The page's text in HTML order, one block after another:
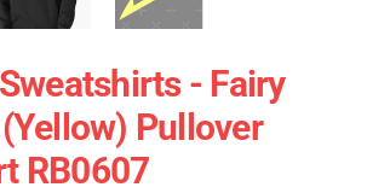
- Fairy
Pullover
RB0607